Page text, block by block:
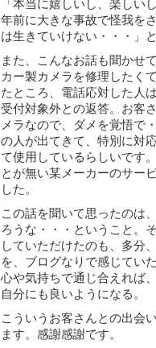
「本当に嬉しいし、楽しい
年前に大きな事故で怪我を
は生きていけない・・・」
また、こんなお話も聞かせ
カー製カメラを修理したく
たところ、電話応対した人
受付対象外との返答。お客
メラなので、ダメを覚悟で
の人が出てきて、特別に対
て使用しているらしいです
とが無い某メーカーのサー
した。
この話を聞いて思ったのは
ろうな・・・ということ。
していただけたのも、多分
を、ブログなりで感じてい
心や気持ちで通じ合えれば
自分にも良いようになる。
こういうお客さんとの出会
ます。感謝感謝です。